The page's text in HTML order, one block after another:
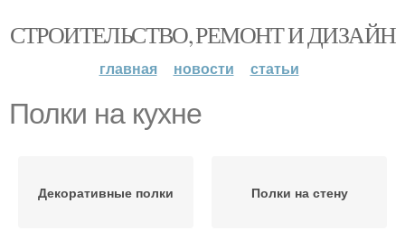
СТРОИТЕЛЬСТВО, РЕМОНТ И ДИЗАЙН
главная новости статьи
Полки на кухне
Декоративные полки Полки на стену